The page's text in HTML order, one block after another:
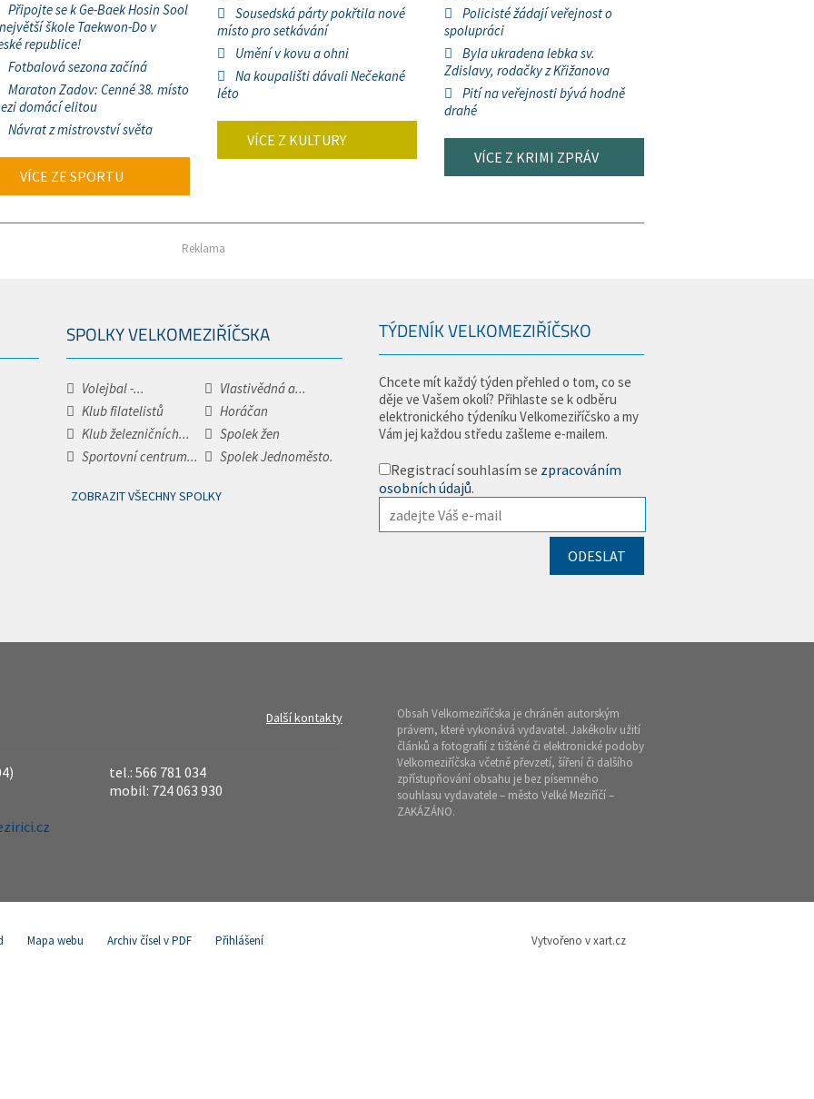
Připojte se k Ge-Baek Hosin Sool
škole Taekwon-Do v
republice!
Fotbalová sezona začíná
Maraton Zadov: Cenné 38. místo
domácí elitou
Návrat z mistrovství světa
VÍCE ZE SPORTU
Sousedská párty pokřtila nové
místo pro setkávání
Umění v kovu a ohni
Na koupališti dávali Nečekané
léto
VÍCE Z KULTURY
Policisté žádají veřejnost o
spolupráci
Byla ukradena lebka sv.
Zdislavy, rodačky z Křižanova
Pití na veřejnosti bývá hodně
drahé
VÍCE Z KRIMI ZPRÁV
Reklama
SPOLKY VELKOMEZIŘÍČSKA
Volejbal -...
Vlastivědná a...
Klub filatelistů
Horáčan
Klub železničních...
Spolek žen
Sportovní centrum...
Spolek Jednoměsto.
ZOBRAZIT VŠECHNY SPOLKY
TÝDENÍK VELKOMEZIŘÍČSKO
Chcete mít každý týden přehled o tom, co se
děje ve Vašem okolí? Přihlaste se k odběru
elektronického týdeníku Velkomeziříčsko a my
Vám jej každou středu zašleme e-mailem.
Registrací souhlasím se zpracováním
osobních údajů.
Další kontakty
tel.: 566 781 034
mobil: 724 063 930
Obsah Velkomeziříčska je chráněn autorským
právem, které vykonává vydavatel. Jakékoliv užití
článků a fotografií z tištěné či elektronické podoby
Velkomeziříčska včetně převzetí, šíření či dalšího
zpřístupňování obsahu je bez písemného
souhlasu vydavatele – město Velké Meziříčí –
ZAKÁZÁNO.
Mapa webu Archiv čísel v PDF Přihlášení Vytvořeno v xart.cz